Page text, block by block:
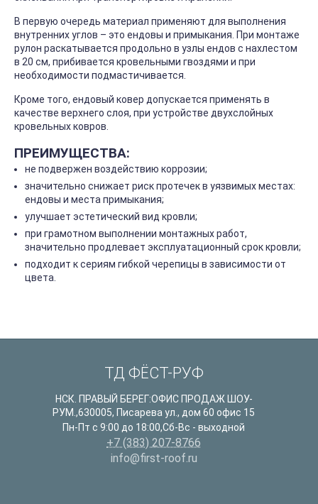
В первую очередь материал применяют для выполнения
внутренних углов – это ендовы и примыкания. При монтаже
рулон раскатывается продольно в узлы ендов с нахлестом
в 20 см, прибивается кровельными гвоздями и при
необходимости подмастичивается.
Кроме того, ендовый ковер допускается применять в
качестве верхнего слоя, при устройстве двухслойных
кровельных ковров.
ПРЕИМУЩЕСТВА:
не подвержен воздействию коррозии;
значительно снижает риск протечек в уязвимых местах:
ендовы и места примыкания;
улучшает эстетический вид кровли;
при грамотном выполнении монтажных работ,
значительно продлевает эксплуатационный срок кровли;
подходит к сериям гибкой черепицы в зависимости от
цвета.
ТД ФЁСТ-РУФ
НСК. ПРАВЫЙ БЕРЕГ:ОФИС ПРОДАЖ ШОУ-
РУМ.,630005, Писарева ул., дом 60 офис 15
Пн-Пт с 9:00 до 18:00,Сб-Вс - выходной
+7 (383) 207-8766
info@first-roof.ru